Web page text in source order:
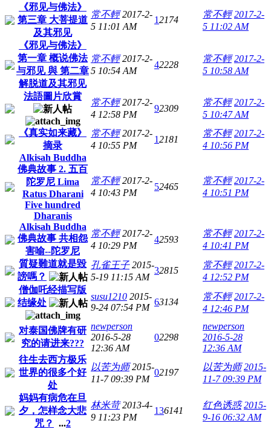
《邪见与佛法》
第三章 大菩提道
及其邪见
常不輕 2017-2-
5 11:01 AM
12174
常不輕 2017-2-
5 11:02 AM
《邪见与佛法》
第一章 概说佛法
与邪见 與 第二章
解脱道及其邪见
常不輕 2017-2-
5 10:54 AM
42228
常不輕 2017-2-
5 10:58 AM
法語圖片欣賞
常不輕 2017-2-
4 12:58 PM
92309
常不輕 2017-2-
5 10:47 AM
《真实如来藏》
摘录
常不輕 2017-2-
4 10:55 PM
12181
常不輕 2017-2-
4 10:56 PM
Alkisah Buddha
佛典故事 2. 五百
陀罗尼 Lima
Ratus Dharani
Five hundred
Dharanis
常不輕 2017-2-
4 10:43 PM
52465
常不輕 2017-2-
4 10:51 PM
Alkisah Buddha
佛典故事 共相怨
害喻--陀罗尼
常不輕 2017-2-
4 10:29 PM
42593
常不輕 2017-2-
4 10:41 PM
質疑難道就是毀
謗嗎？
孔雀王子 2015-
5-19 11:15 AM
32815
常不輕 2017-2-
4 12:52 PM
僧伽吒经描写版
结缘处
susu1210 2015-
9-24 07:54 PM
63134
常不輕 2017-2-
4 12:46 PM
对泰国佛牌有研
究的请进来???
newperson
2016-5-28
12:36 AM
02298
newperson
2016-5-28
12:36 AM
往生去西方极乐
世界的很多个好
处
以苦为师 2015-
11-7 09:39 PM
02197
以苦为师 2015-
11-7 09:39 PM
妈妈有病危在旦
夕，怎样念大悲
咒？
...2
林米苛 2013-4-
9 11:23 PM
136141
红色诱惑 2015-
9-16 06:32 AM